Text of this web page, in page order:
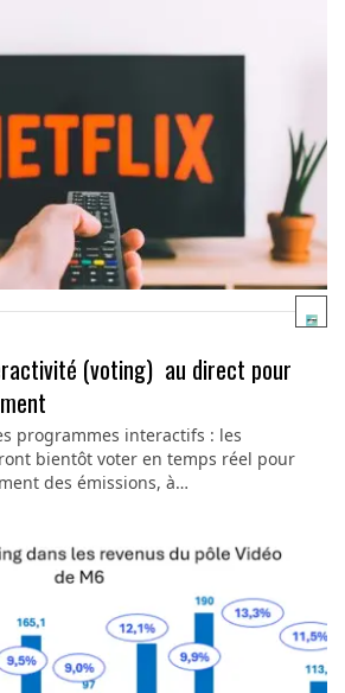
(voting) au direct pour
programmes interactifs : les
bientôt voter en temps réel pour
des émissions, à…